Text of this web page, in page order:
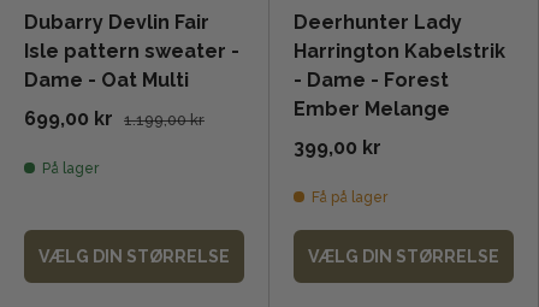
Dubarry Devlin Fair
Isle pattern sweater -
Dame - Oat Multi
699,00 kr
1.199,00 kr
På lager
VÆLG DIN STØRRELSE
Deerhunter Lady
Harrington Kabelstrik
- Dame - Forest
Ember Melange
399,00 kr
Få på lager
VÆLG DIN STØRRELSE